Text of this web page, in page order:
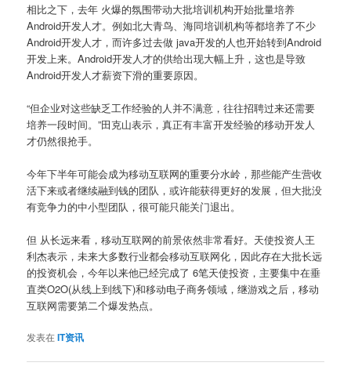
相比之下，去年 火爆的氛围带动大批培训机构开始批量培养
Android开发人才。例如北大青鸟、海同培训机构等都培养了不少
Android开发人才，而许多过去做 java开发的人也开始转到Android
开发上来。Android开发人才的供给出现大幅上升，这也是导致
Android开发人才薪资下滑的重要原因。
“但企业对这些缺乏工作经验的人并不满意，往往招聘过来还需要
培养一段时间。”田克山表示，真正有丰富开发经验的移动开发人
才仍然很抢手。
今年下半年可能会成为移动互联网的重要分水岭，那些能产生营收
活下来或者继续融到钱的团队，或许能获得更好的发展，但大批没
有竞争力的中小型团队，很可能只能关门退出。
但 从长远来看，移动互联网的前景依然非常看好。天使投资人王
利杰表示，未来大多数行业都会移动互联网化，因此存在大批长远
的投资机会，今年以来他已经完成了 6笔天使投资，主要集中在垂
直类O2O(从线上到线下)和移动电子商务领域，继游戏之后，移动
互联网需要第二个爆发热点。
发表在IT资讯